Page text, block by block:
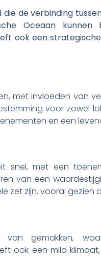
de verbinding
Oceaan
ook een
met invloeden van
voor zowel
en een
snel, met een
van een
zet zijn, vooral
gemakken,
ook een mild